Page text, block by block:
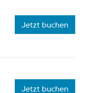
Jetzt buchen
Jetzt buchen